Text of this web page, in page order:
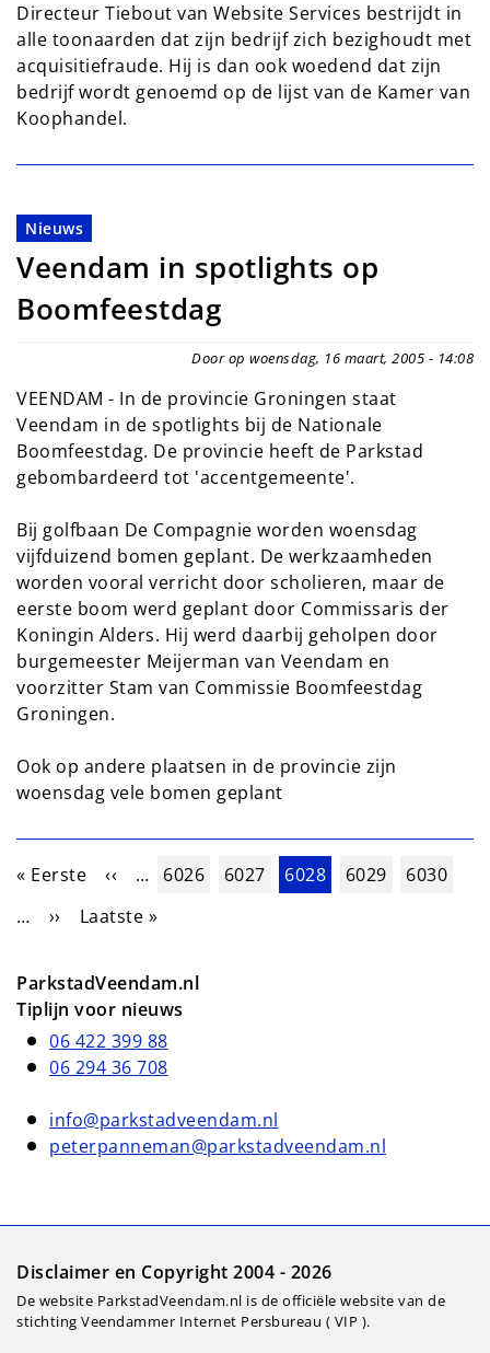
Directeur Tiebout van Website Services bestrijdt in
alle toonaarden dat zijn bedrijf zich bezighoudt met
acquisitiefraude. Hij is dan ook woedend dat zijn
bedrijf wordt genoemd op de lijst van de Kamer van
Koophandel.
Nieuws
Veendam in spotlights op
Boomfeestdag
Door op woensdag, 16 maart, 2005 - 14:08
VEENDAM - In de provincie Groningen staat
Veendam in de spotlights bij de Nationale
Boomfeestdag. De provincie heeft de Parkstad
gebombardeerd tot 'accentgemeente'.
Bij golfbaan De Compagnie worden woensdag
vijfduizend bomen geplant. De werkzaamheden
worden vooral verricht door scholieren, maar de
eerste boom werd geplant door Commissaris der
Koningin Alders. Hij werd daarbij geholpen door
burgemeester Meijerman van Veendam en
voorzitter Stam van Commissie Boomfeestdag
Groningen.
Ook op andere plaatsen in de provincie zijn
woensdag vele bomen geplant
Paginering
Eerste pagina
« Eerste Vorige pagina
‹‹ … Pagina
6026 Pagina
6027 Huidige pagina
6028 Pagina
6029 Pagina
6030
…
Volgende pagina
›› Laatste pagina
Laatste »
ParkstadVeendam.nl
Tiplijn voor nieuws
06 422 399 88
06 294 36 708
info@parkstadveendam.nl
peterpanneman@parkstadveendam.nl
Disclaimer en Copyright 2004 - 2026
De website ParkstadVeendam.nl is de officiële website van de
stichting Veendammer Internet Persbureau ( VIP ).